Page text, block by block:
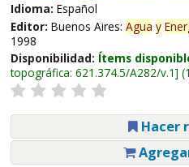
Idioma: Español
Editor: Buenos Aires: Agua y
1998
Disponibilidad: Ítems
topográfica: 621.374.5/A282/v.1
Hacer